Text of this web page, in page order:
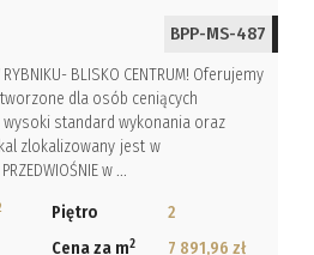
BPP-MS-487
RYBNIKU- BLISKO CENTRUM! Oferujemy
dla osób ceniących
standard wykonania oraz
zlokalizowany jest w
w ...
Piętro
2
Cena za m2 7 891,96 zł